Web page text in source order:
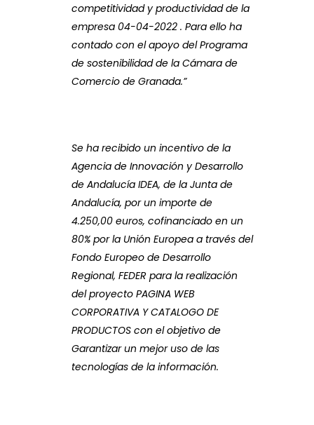
competitividad y productividad de la
empresa 04-04-2022 . Para ello ha
contado con el apoyo del Programa
de sostenibilidad de la Cámara de
Comercio de Granada.”
Se ha recibido un incentivo de la
Agencia de Innovación y Desarrollo
de Andalucía IDEA, de la Junta de
Andalucía, por un importe de
4.250,00 euros, cofinanciado en un
80% por la Unión Europea a través del
Fondo Europeo de Desarrollo
Regional, FEDER para la realización
del proyecto PAGINA WEB
CORPORATIVA Y CATALOGO DE
PRODUCTOS con el objetivo de
Garantizar un mejor uso de las
tecnologías de la información.